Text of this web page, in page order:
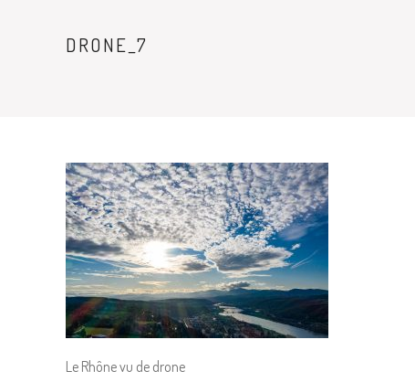
DRONE_7
Le Rhône vu de drone